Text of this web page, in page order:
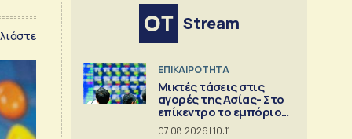
Stream
ΕΠΙΚΑΙΡΟΤΗΤΑ
Μικτές τάσεις στις
αγορές της Ασίας- Στο
επίκεντρο το εμπόριο
της Κίνας
07.08.2026 | 10:11